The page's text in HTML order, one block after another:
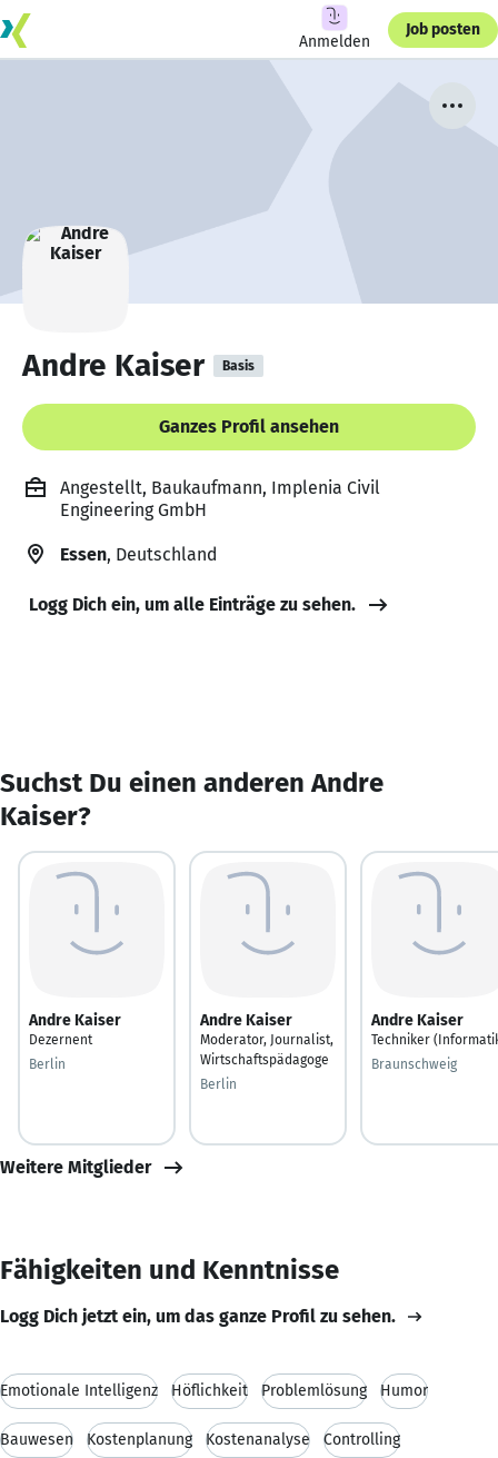
Anmelden
Job posten
Andre Kaiser Basis
Ganzes Profil ansehen
Angestellt, Baukaufmann, Implenia Civil
Engineering GmbH
Essen, Deutschland
Logg Dich ein, um alle Einträge zu sehen.
Suchst Du einen anderen Andre
Kaiser?
Andre Kaiser
Dezernent
Berlin
Andre Kaiser
Moderator, Journalist,
Wirtschaftspädagoge
Berlin
Andre Kaiser
Techniker
Braunschweig
Weitere Mitglieder
Fähigkeiten und Kenntnisse
Logg Dich jetzt ein, um das ganze Profil zu sehen.
Emotionale Intelligenz Höflichkeit Problemlösung Humor
Bauwesen Kostenplanung Kostenanalyse Controlling